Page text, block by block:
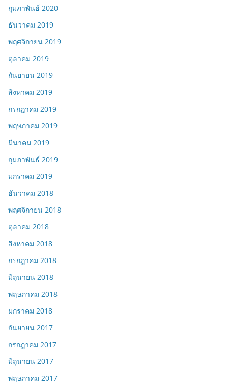
กุมภาพันธ์ 2020
ธันวาคม 2019
พฤศจิกายน 2019
ตุลาคม 2019
กันยายน 2019
สิงหาคม 2019
กรกฎาคม 2019
พฤษภาคม 2019
มีนาคม 2019
กุมภาพันธ์ 2019
มกราคม 2019
ธันวาคม 2018
พฤศจิกายน 2018
ตุลาคม 2018
สิงหาคม 2018
กรกฎาคม 2018
มิถุนายน 2018
พฤษภาคม 2018
มกราคม 2018
กันยายน 2017
กรกฎาคม 2017
มิถุนายน 2017
พฤษภาคม 2017